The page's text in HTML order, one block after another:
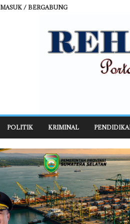
MASUK / BERGABUNG
POLITIK KRIMINAL